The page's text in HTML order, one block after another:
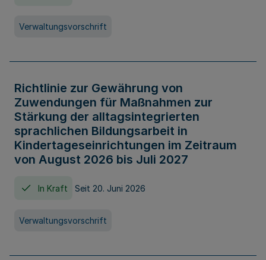
Verwaltungsvorschrift
Richtlinie zur Gewährung von
Zuwendungen für Maßnahmen zur
Stärkung der alltagsintegrierten
sprachlichen Bildungsarbeit in
Kindertageseinrichtungen im Zeitraum
von August 2026 bis Juli 2027
In Kraft Seit 20. Juni 2026
Verwaltungsvorschrift